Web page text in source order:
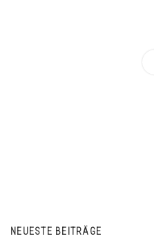
NEUESTE BEITRÄGE